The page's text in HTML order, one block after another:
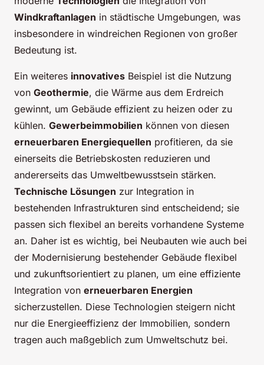
Windkraftanlagen in städtische Umgebungen, was
insbesondere in windreichen Regionen von großer
Bedeutung ist.
Ein weiteres innovatives Beispiel ist die Nutzung
von Geothermie, die Wärme aus dem Erdreich
gewinnt, um Gebäude effizient zu heizen oder zu
kühlen. Gewerbeimmobilien können von diesen
erneuerbaren Energiequellen profitieren, da sie
einerseits die Betriebskosten reduzieren und
andererseits das Umweltbewusstsein stärken.
Technische Lösungen zur Integration in
bestehenden Infrastrukturen sind entscheidend; sie
passen sich flexibel an bereits vorhandene Systeme
an. Daher ist es wichtig, bei Neubauten wie auch bei
der Modernisierung bestehender Gebäude flexibel
und zukunftsorientiert zu planen, um eine effiziente
Integration von erneuerbaren Energien
sicherzustellen. Diese Technologien steigern nicht
nur die Energieeffizienz der Immobilien, sondern
tragen auch maßgeblich zum Umweltschutz bei.